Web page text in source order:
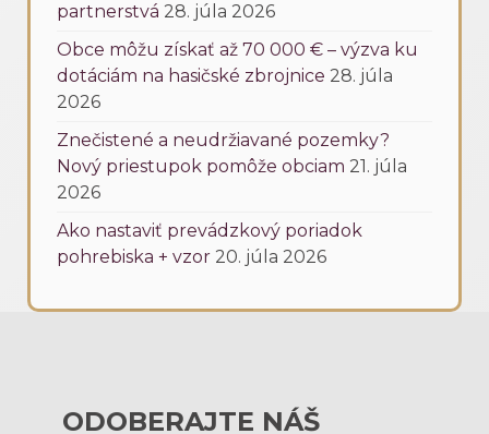
partnerstvá 28. júla 2026
Obce môžu získať až 70 000 € – výzva ku
dotáciám na hasičské zbrojnice 28. júla
2026
Znečistené a neudržiavané pozemky?
Nový priestupok pomôže obciam 21. júla
2026
Ako nastaviť prevádzkový poriadok
pohrebiska + vzor 20. júla 2026
ODOBERAJTE NÁŠ